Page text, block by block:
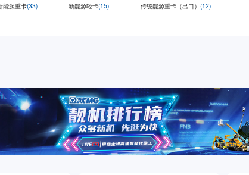
能源重卡(33) 新能源轻卡(15) 传统能源重卡（出口） (12)